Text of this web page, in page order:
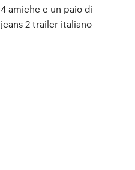
4 amiche e un paio di
jeans 2 trailer italiano